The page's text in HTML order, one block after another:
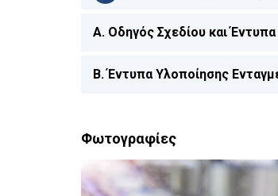
A. Οδηγός Σχεδίου και
B. Έντυπα Υλοποίησης
Φωτογραφίες